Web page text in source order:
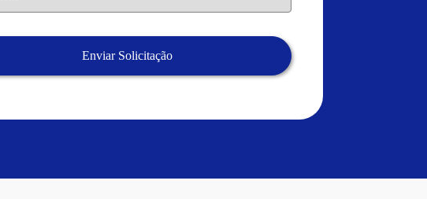
Enviar Solicitação